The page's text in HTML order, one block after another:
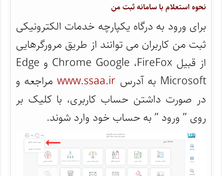
نحوه استعلام با سامانه ثبت من
برای ورود به درگاه یکپارچه خدمات الکترونیکی
ثبت من کاربران می توانند از طریق مرورگرهایی
از قبیل Chrome Google ،FireFox و Edge
Microsoft به آدرس
www.ssaa.irمراجعه و
در صورت داشتن حساب کاربری، با کلیک بر
روی ” ورود ” به حساب خود وارد شوند.